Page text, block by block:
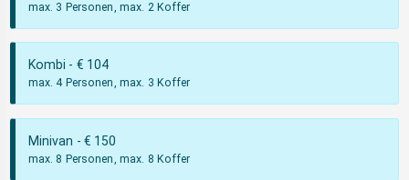
max. 3 Personen, max. 2 Koffer
Kombi - € 104
max. 4 Personen, max. 3 Koffer
Minivan - € 150
max. 8 Personen, max. 8 Koffer